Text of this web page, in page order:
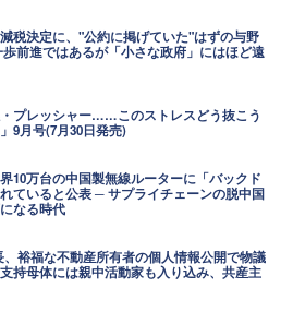
税決定に、"公約に掲げていた"はずの与野
前進ではあるが「小さな政府」にはほど遠
プレッシャー……このストレスどう抜こう
9月号(7月30日発売)
10万台の中国製無線ルーターに「バックド
ていると公表 ─ サプライチェーンの脱中国
なる時代
、裕福な不動産所有者の個人情報公開で物議
持母体には親中活動家も入り込み、共産主